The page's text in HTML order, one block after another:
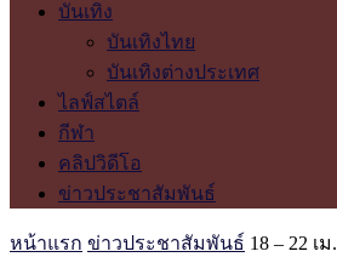
บันเทิง
บันเทิงไทย
บันเทิงต่างประเทศ
ไลฟ์สไตล์
กีฬา
คลิปวิดีโอ
ข่าวประชาสัมพันธ์
หน้าแรก ข่าวประชาสัมพันธ์ 18 – 22